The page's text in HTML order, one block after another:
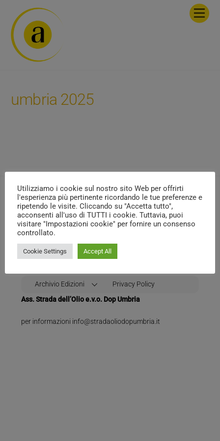
content
umbria 2025
PARTNERS
Archivio Edizioni
Privacy Policy
Ass. Strada dell’Olio e.v.o. Dop Umbria
per informazioni info@stradaoliodopumbria.it
Back
To
Top
Utilizziamo i cookie sul nostro sito Web per offrirti
l'esperienza più pertinente ricordando le tue preferenze e
ripetendo le visite. Cliccando su "Accetta tutto",
acconsenti all'uso di TUTTI i cookie. Tuttavia, puoi
visitare "Impostazioni cookie" per fornire un consenso
controllato.
Cookie Settings Accept All